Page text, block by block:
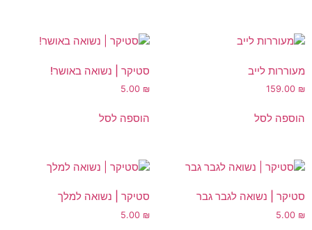
מעוררות לייב
159.00 ₪
הוספה לסל
סטיקר | נשואה באושר!
5.00 ₪
הוספה לסל
סטיקר | נשואה לגבר גבר
5.00 ₪
סטיקר | נשואה למלך
5.00 ₪